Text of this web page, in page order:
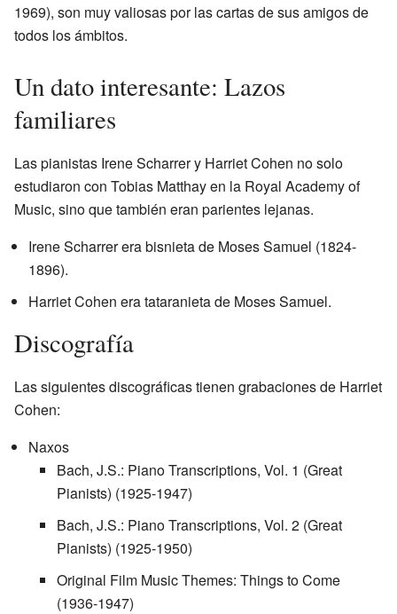
1969), son muy valiosas por las cartas de sus amigos de
todos los ámbitos.
Un dato interesante: Lazos
familiares
Las pianistas Irene Scharrer y Harriet Cohen no solo
estudiaron con Tobias Matthay en la Royal Academy of
Music, sino que también eran parientes lejanas.
Irene Scharrer era bisnieta de Moses Samuel (1824-
1896).
Harriet Cohen era tataranieta de Moses Samuel.
Discografía
Las siguientes discográficas tienen grabaciones de Harriet
Cohen:
Naxos
Bach, J.S.: Piano Transcriptions, Vol. 1 (Great
Pianists) (1925-1947)
Bach, J.S.: Piano Transcriptions, Vol. 2 (Great
Pianists) (1925-1950)
Original Film Music Themes: Things to Come
(1936-1947)